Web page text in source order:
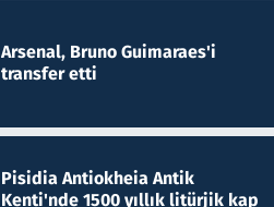
Arsenal, Bruno Guimaraes'i
transfer etti
Pisidia Antiokheia Antik
Kenti'nde 1500 yıllık litürjik kap